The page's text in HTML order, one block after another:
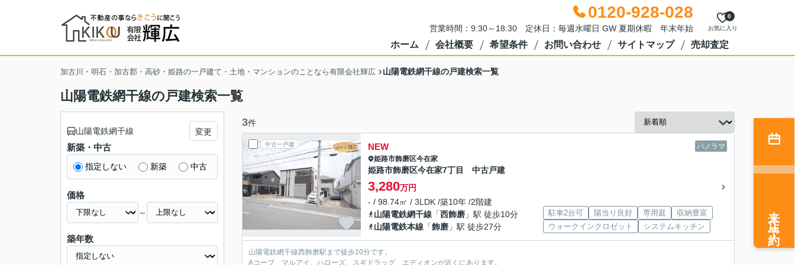
0120-928-028
営業時間：9:30～18:30 定休日：毎週水曜日 GW 夏期休暇 年末年始 お気に入り
0
ホーム 会社概要 希望条件 お問い合わせ サイトマップ 売却査定
加古川・明石・加古郡・高砂・姫路の一戸建て・土地・マンションのことなら有限会社輝広 山陽電鉄網干線の戸建検索一覧
山陽電鉄網干線の戸建検索一覧
3件
中古一戸建 パノラマ
NEW
姫路市飾磨区今在家
姫路市飾磨区今在家7丁目 中古戸建
3,280万円
- / 98.74㎡ / 3LDK /築10年 /2階建
山陽電鉄網干線 「西飾磨 」駅 徒歩10分
山陽電鉄本線 「飾磨 」駅 徒歩27分
駐車2台可 陽当り良好 専用庭
収納豊富
ウォークインクロゼット
システムキッチン
山陽電鉄網干線西飾磨駅まで徒歩10分です。
Aコープ、マルアイ、ハローズ、スギドラッグ、エディオンが近くにあります。
山陽電鉄網干線 変更
新築・中古
指定しない 新築 中古
価格
～
築年数
来店予約